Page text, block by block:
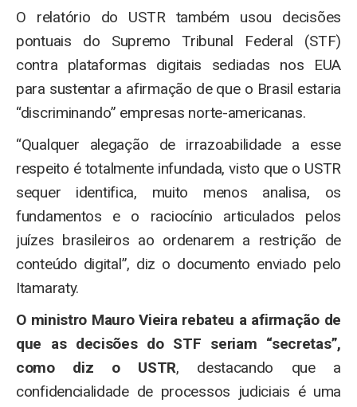
O relatório do USTR também usou decisões
pontuais do Supremo Tribunal Federal (STF)
contra plataformas digitais sediadas nos EUA
para sustentar a afirmação de que o Brasil estaria
“discriminando” empresas norte-americanas.
“Qualquer alegação de irrazoabilidade a esse
respeito é totalmente infundada, visto que o USTR
sequer identifica, muito menos analisa, os
fundamentos e o raciocínio articulados pelos
juízes brasileiros ao ordenarem a restrição de
conteúdo digital”, diz o documento enviado pelo
Itamaraty.
O ministro Mauro Vieira rebateu a afirmação de
que as decisões do STF seriam “secretas”,
como diz o USTR, destacando que a
confidencialidade de processos judiciais é uma